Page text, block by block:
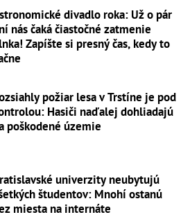
divadlo roka: Už o pár
nás čaká čiastočné zatmenie
Zapíšte si presný čas, kedy to
požiar lesa v Trstíne je pod
Hasiči naďalej dohliadajú
poškodené územie
univerzity neubytujú
študentov: Mnohí ostanú
miesta na internáte